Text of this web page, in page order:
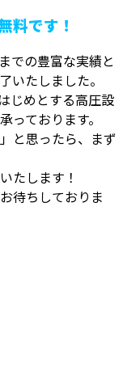
料です！
での豊富な実績と
いたしました。
じめとする高圧設
ております。
と思ったら、まず
たします！
待ちしておりま